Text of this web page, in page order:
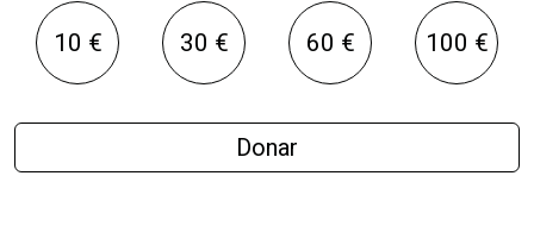
10 € 30 € 60 € 100 €
Donar